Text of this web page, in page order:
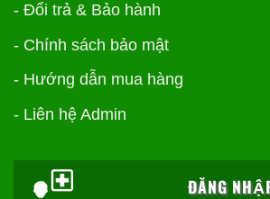
- Đổi trả & Bảo hành
- Chính sách bảo mật
- Hướng dẫn mua hàng
- Liên hệ Admin
ĐĂNG